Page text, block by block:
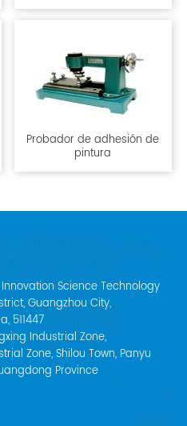
Probador de adhesión de
pintura
Science Technology
Guangzhou City,
511447
Industrial Zone,
Zone, Shilou Town, Panyu
Province